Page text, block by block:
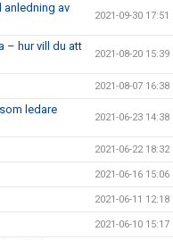
av
2021-09-30 17:51
– hur vill du att
2021-08-20 15:39
2021-08-07 16:38
ledare
2021-06-23 14:38
2021-06-22 18:32
2021-06-16 15:06
2021-06-11 12:18
2021-06-10 15:17